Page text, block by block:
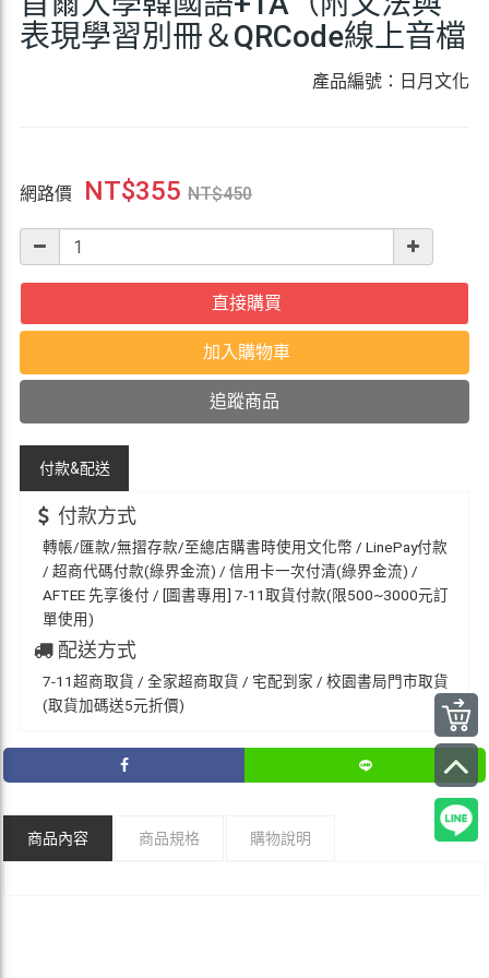
表現學習別冊＆QRCode線上音檔
產品編號：日月文化
網路價 NT$355 NT$450
直接購買
加入購物車
追蹤商品
付款&配送
付款方式
轉帳/匯款/無摺存款/至總店購書時使用文化幣 / LinePay付款
/ 超商代碼付款(綠界金流) / 信用卡一次付清(綠界金流) /
AFTEE 先享後付 / [圖書專用] 7-11取貨付款(限500~3000元訂
單使用)
配送方式
7-11超商取貨 / 全家超商取貨 / 宅配到家 / 校園書局門市取貨
(取貨加碼送5元折價)
商品內容 商品規格 購物說明